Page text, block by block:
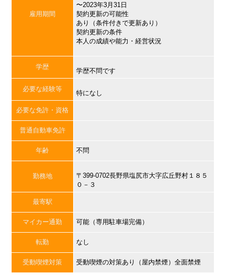
雇用期間
〜2023年3月31日
契約更新の可能性
あり（条件付きで更新あり）
契約更新の条件
本人の成績や能力・経営状況
学歴
学歴不問です
必要な経験等
特になし
必要な免許・資格
普通自動車免許
年齢 不問
勤務地
〒399-0702長野県塩尻市大字広丘野村１８５
０－３
最寄駅
マイカー通勤 可能（専用駐車場完備）
転勤 なし
受動喫煙対策 受動喫煙の対策あり（屋内禁煙）全面禁煙